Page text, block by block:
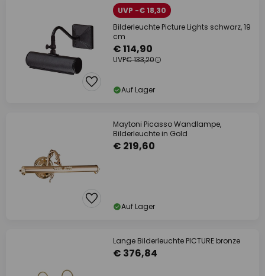
UVP -€ 18,30
Bilderleuchte Picture Lights schwarz, 19
cm
€ 114,90
UVP€ 133,20
Auf Lager
Maytoni Picasso Wandlampe,
Bilderleuchte in Gold
€ 219,60
Auf Lager
Lange Bilderleuchte PICTURE bronze
€ 376,84